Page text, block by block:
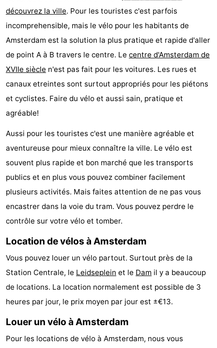
d'hôtes
Chaumières
Het
Bos
-
Last
Attractions
Choses
faire
Lieux
d'intérêt
-
Églises
-
de
vue
-
Croisières
-
découvrez la ville. Pour les touristes c'est parfois
incomprehensible, mais le vélo pour les habitants de
Amsterdam est la solution la plus pratique et rapide d'aller
de point A à B travers le centre. Le centre d'Amsterdam de
XVIIe siècle n'est pas fait pour les voitures. Les rues et
canaux etreintes sont surtout appropriés pour les piétons
et cyclistes. Faire du vélo et aussi sain, pratique et
agréable!
Aussi pour les touristes c'est une manière agréable et
aventureuse pour mieux connaître la ville. Le vélo est
souvent plus rapide et bon marché que les transports
publics et en plus vous pouvez combiner facilement
plusieurs activités. Mais faites attention de ne pas vous
encastrer dans la voie du tram. Vous pouvez perdre le
contrôle sur votre vélo et tomber.
Location de vélos à Amsterdam
Vous pouvez louer un vélo partout. Surtout près de la
Station Centrale, le Leidseplein et le Dam il y a beaucoup
de locations. La location normalement est possible de 3
heures par jour, le prix moyen par jour est ±€13.
Louer un vélo à Amsterdam
Pour les locations de vélo à Amsterdam, nous vous